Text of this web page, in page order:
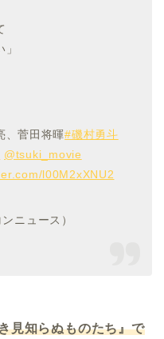
、菅田将暉#磯村勇斗
@tsuki_movie
l00M2xXNU2
ニュース）
見知らぬものたち』で